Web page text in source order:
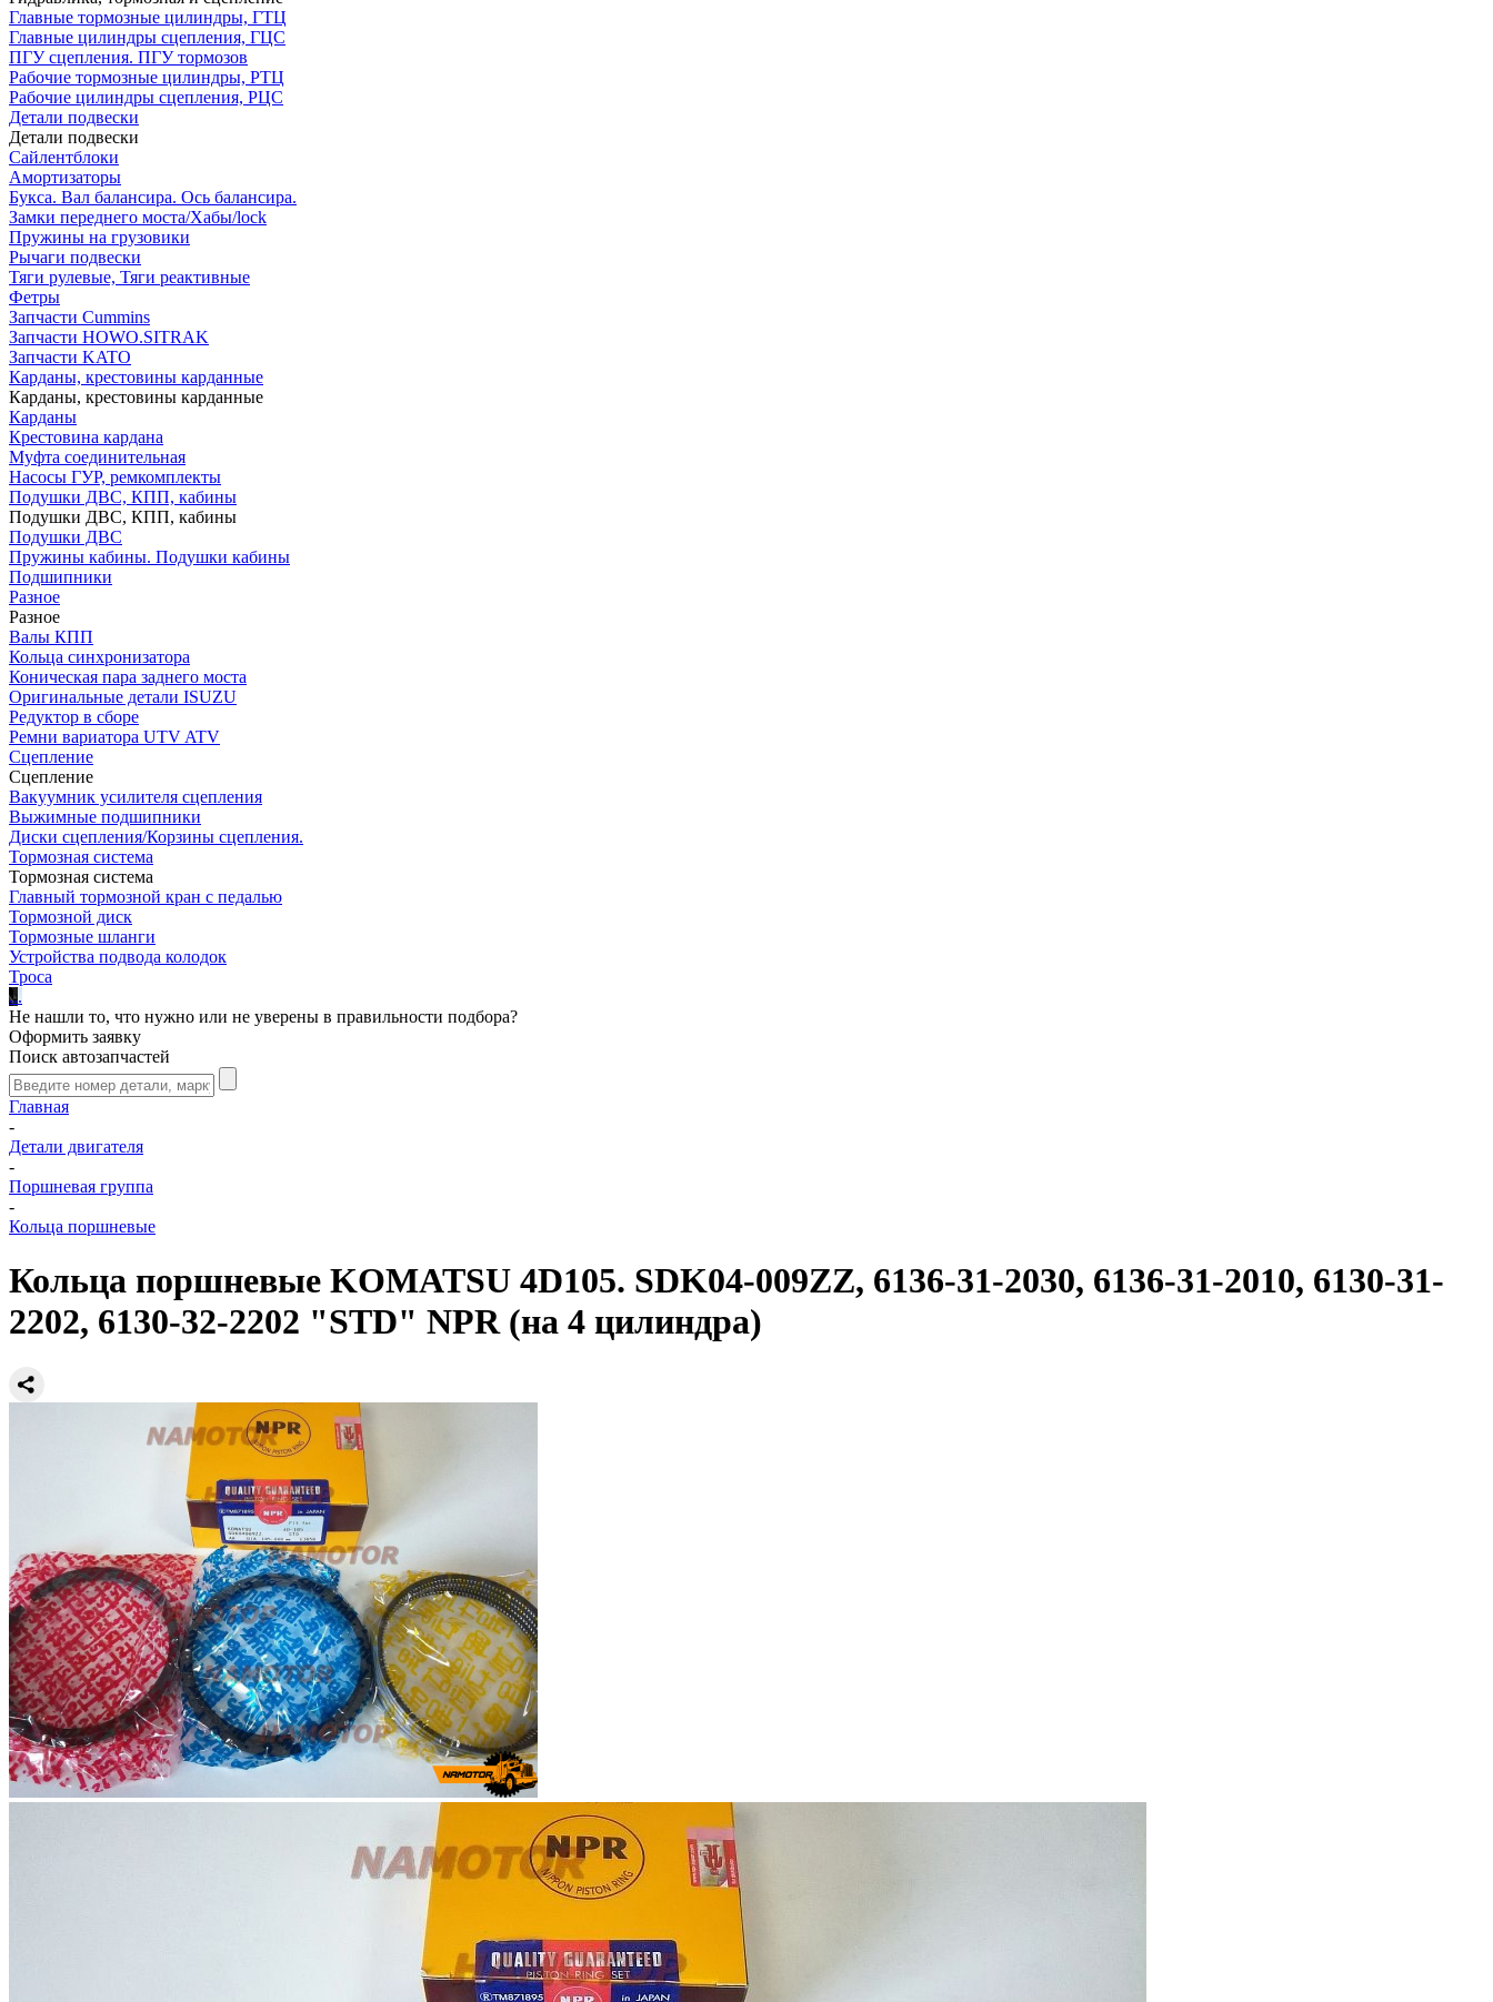
Главные тормозные цилиндры, ГТЦ
Главные цилиндры сцепления, ГЦС
ПГУ сцепления. ПГУ тормозов
Рабочие тормозные цилиндры, РТЦ
Рабочие цилиндры сцепления, РЦС
Детали подвески
Детали подвески
Cайлентблоки
Амортизаторы
Букса. Вал балансира. Ось балансира.
Замки переднего моста/Хабы/lock
Пружины на грузовики
Рычаги подвески
Тяги рулевые, Тяги реактивные
Фетры
Запчасти Cummins
Запчасти HOWO.SITRAK
Запчасти KATO
Карданы, крестовины карданные
Карданы, крестовины карданные
Карданы
Крестовина кардана
Муфта соединительная
Насосы ГУР, ремкомплекты
Подушки ДВС, КПП, кабины
Подушки ДВС, КПП, кабины
Подушки ДВС
Пружины кабины. Подушки кабины
Подшипники
Разное
Разное
Валы КПП
Кольца синхронизатора
Коническая пара заднего моста
Оригинальные детали ISUZU
Редуктор в сборе
Ремни вариатора UTV ATV
Сцепление
Сцепление
Вакуумник усилителя сцепления
Выжимные подшипники
Диски сцепления/Корзины сцепления.
Тормозная система
Тормозная система
Главный тормозной кран с педалью
Тормозной диск
Тормозные шланги
Устройства подвода колодок
Троса
...
Не нашли то, что нужно или не уверены в правильности подбора?
Оформить заявку
Поиск автозапчастей
Главная
-
Детали двигателя
-
Поршневая группа
-
Кольца поршневые
Кольца поршневые KOMATSU 4D105. SDK04-009ZZ, 6136-31-2030, 6136-31-2010, 6130-31-
2202, 6130-32-2202 "STD" NPR (на 4 цилиндра)